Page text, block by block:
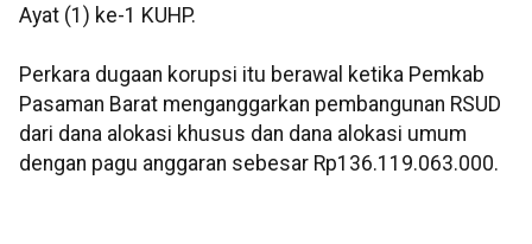
Ayat (1) ke-1 KUHP.
Perkara dugaan korupsi itu berawal ketika Pemkab
Pasaman Barat menganggarkan pembangunan RSUD
dari dana alokasi khusus dan dana alokasi umum
dengan pagu anggaran sebesar Rp136.119.063.000.